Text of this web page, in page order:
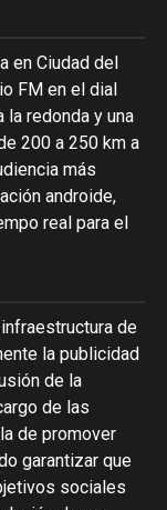
en Ciudad del
FM en el dial
la redonda y una
200 a 250 km a
más
androide,
real para el
de
la publicidad
de la
de las
de promover
garantizar que
sociales